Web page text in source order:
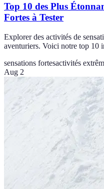
Top 10 des Plus
Fortes à Tester
Explorer des activités de
aventuriers. Voici notre top 10
sensations fortesactivités
Aug 2